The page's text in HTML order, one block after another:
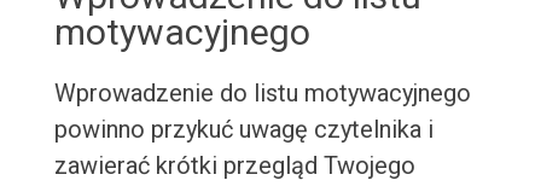
motywacyjnego
Wprowadzenie do listu motywacyjnego
powinno przykuć uwagę czytelnika i
zawierać krótki przegląd Twojego